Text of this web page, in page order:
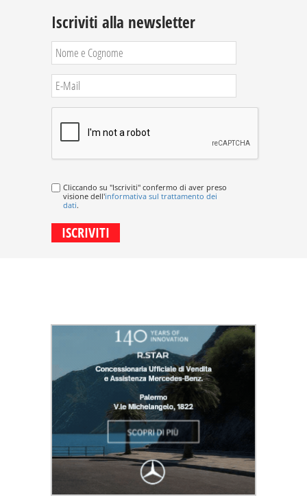
Iscriviti alla newsletter
Cliccando su "Iscriviti" confermo di aver preso
visione dell'informativa sul trattamento dei
dati.